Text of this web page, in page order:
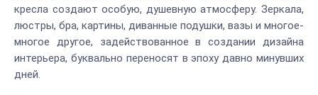
кресла создают особую, душевную атмосферу. Зеркала,
люстры, бра, картины, диванные подушки, вазы и многое-
многое другое, задействованное в создании дизайна
интерьера, буквально переносят в эпоху давно минувших
дней.